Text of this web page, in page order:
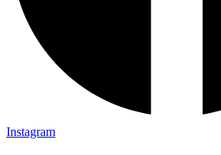
Instagram